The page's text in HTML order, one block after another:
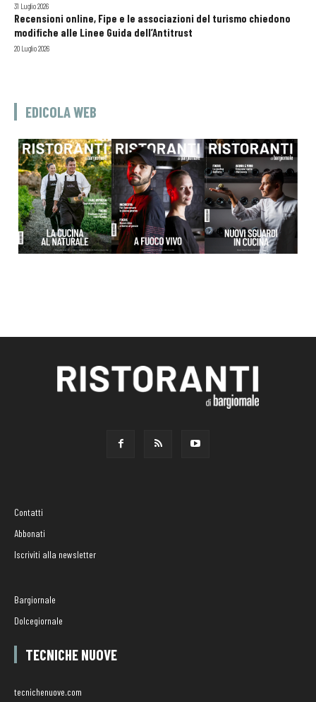
31 Luglio 2026
Recensioni online, Fipe e le associazioni del turismo chiedono
modifiche alle Linee Guida dell’Antitrust
20 Luglio 2026
EDICOLA WEB
Contatti
Abbonati
Iscriviti alla newsletter
Bargiornale
Dolcegiornale
TECNICHE NUOVE
tecnichenuove.com